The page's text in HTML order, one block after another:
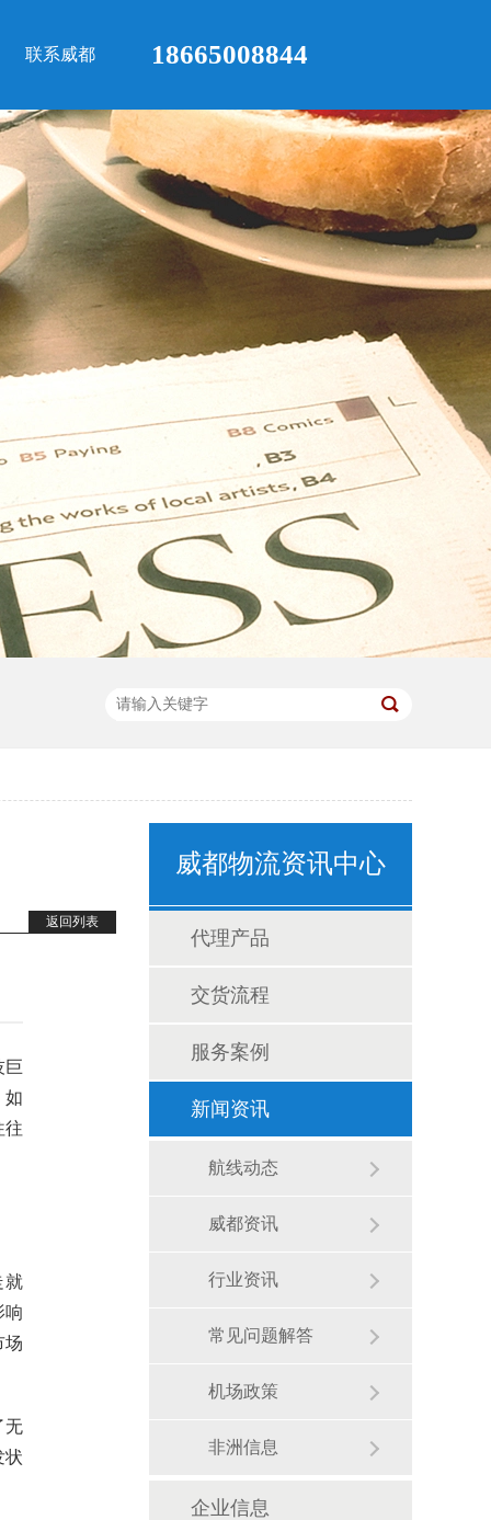
联系威都 18665008844
返回列表
就
无
威都物流资讯中心
代理产品
交货流程
服务案例
新闻资讯
航线动态
威都资讯
行业资讯
常见问题解答
机场政策
非洲信息
企业信息